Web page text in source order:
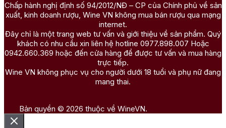
Chấp hành nghị định số 94/2012/NĐ – CP của Chính phủ về sản
xuất, kinh doanh rượu, Wine VN không mua bán rượu qua mạng
internet.
Đây chỉ là một trang web tư vấn và giới thiệu về sản phẩm. Quý
khách có nhu cầu xin liên hệ hotline 0977.898.007 Hoặc
0942.660.369 hoặc đến cửa hàng để được tư vấn và mua hàng
trực tiếp.
Wine VN không phục vụ cho người dưới 18 tuổi và phụ nữ đang
mang thai.
Bản quyền © 2026 thuộc về WineVN.